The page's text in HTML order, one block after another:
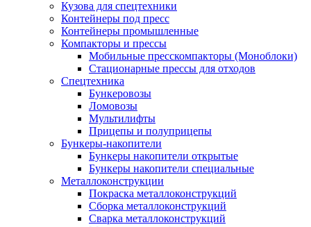
Кузова для спецтехники
Контейнеры под пресс
Контейнеры промышленные
Компакторы и прессы
Мобильные пресскомпакторы (Моноблоки)
Стационарные прессы для отходов
Спецтехника
Бункеровозы
Ломовозы
Мультилифты
Прицепы и полуприцепы
Бункеры-накопители
Бункеры накопители открытые
Бункеры накопители специальные
Металлоконструкции
Покраска металлоконструкций
Сборка металлоконструкций
Сварка металлоконструкций